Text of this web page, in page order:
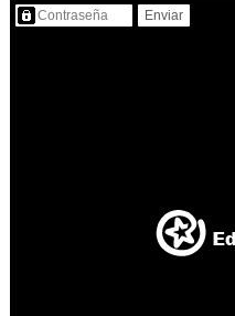
Contenido protegido…